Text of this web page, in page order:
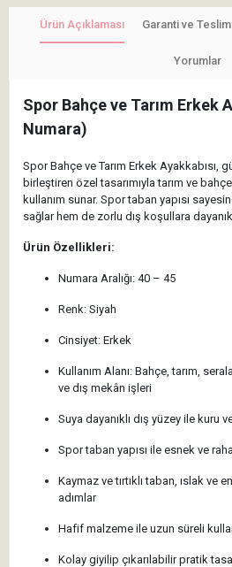
Ürün Açıklaması Garanti ve
Yorumlar
Spor Bahçe ve Tarım Erkek
Numara)
Spor Bahçe ve Tarım Erkek Ayakkabısı,
birleştiren özel tasarımıyla tarım ve
kullanım sunar. Spor taban yapısı
sağlar hem de zorlu dış koşullara
Ürün Özellikleri:
Numara Aralığı: 40 – 45
Renk: Siyah
Cinsiyet: Erkek
Kullanım Alanı: Bahçe, tarım,
ve dış mekân işleri
Suya dayanıklı dış yüzey ile kuru
Spor taban yapısı ile esnek ve
Kaymaz ve tırtıklı taban, ıslak ve
adımlar
Hafif malzeme ile uzun süreli
Kolay giyilip çıkarılabilir pratik